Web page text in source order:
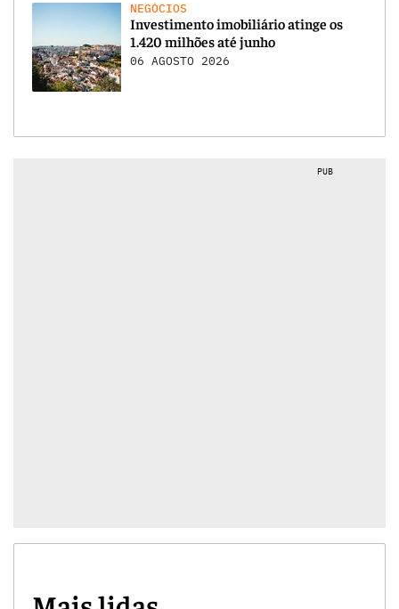
NEGÓCIOS
Investimento imobiliário atinge os
1.420 milhões até junho
06 AGOSTO 2026
PUB